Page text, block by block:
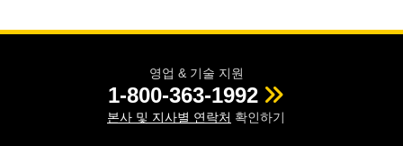
영업 & 기술 지원
1-800-363-1992
본사 및 지사별 연락처 확인하기